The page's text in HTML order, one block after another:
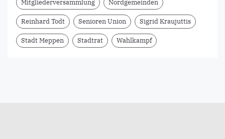
Mitgliederversammlung Nordgemeinden
Reinhard Todt Senioren Union Sigrid Kraujuttis
Stadt Meppen Stadtrat Wahlkampf